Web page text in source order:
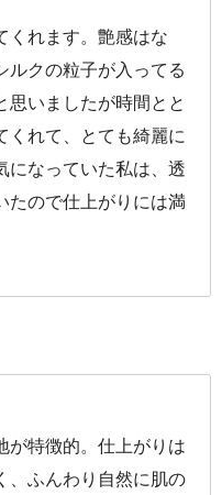
くれます。艶感はな
ルクの粒子が入ってる
思いましたが時間とと
くれて、とても綺麗に
になっていた私は、透
たので仕上がりには満
が特徴的。仕上がりは
、ふんわり自然に肌の